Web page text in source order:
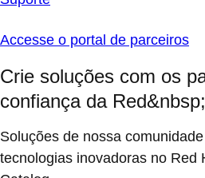
Accesse o portal de parceiros
Crie soluções com os
confiança da
Soluções de nossa
tecnologias inovadoras no Red